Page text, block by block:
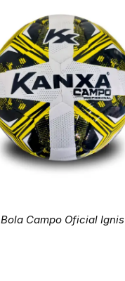
Bola Campo Oficial Ignis